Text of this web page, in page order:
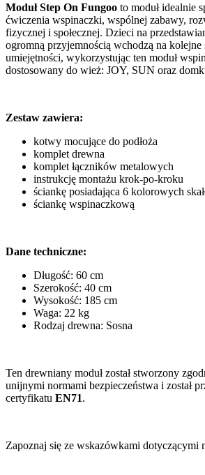
Moduł Step On Fungoo to moduł idealnie
ćwiczenia wspinaczki, wspólnej zabawy,
fizycznej i społecznej. Dzieci na
ogromną przyjemnością wchodzą na kolejne
umiejętności, wykorzystując ten moduł
dostosowany do wież: JOY, SUN oraz
Zestaw zawiera:
kotwy mocujące do podłoża
komplet drewna
komplet łączników metalowych
instrukcję montażu krok-po-kroku
ściankę posiadająca 6 kolorowych
ściankę wspinaczkową
Dane techniczne:
Długość: 60 cm
Szerokość: 40 cm
Wysokość: 185 cm
Waga: 22 kg
Rodzaj drewna: Sosna
Ten drewniany moduł został stworzony
unijnymi normami bezpieczeństwa i został
certyfikatu EN71.
Zapoznaj się ze wskazówkami dotyczącymi